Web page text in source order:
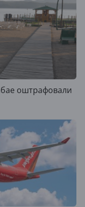
оштрафовали